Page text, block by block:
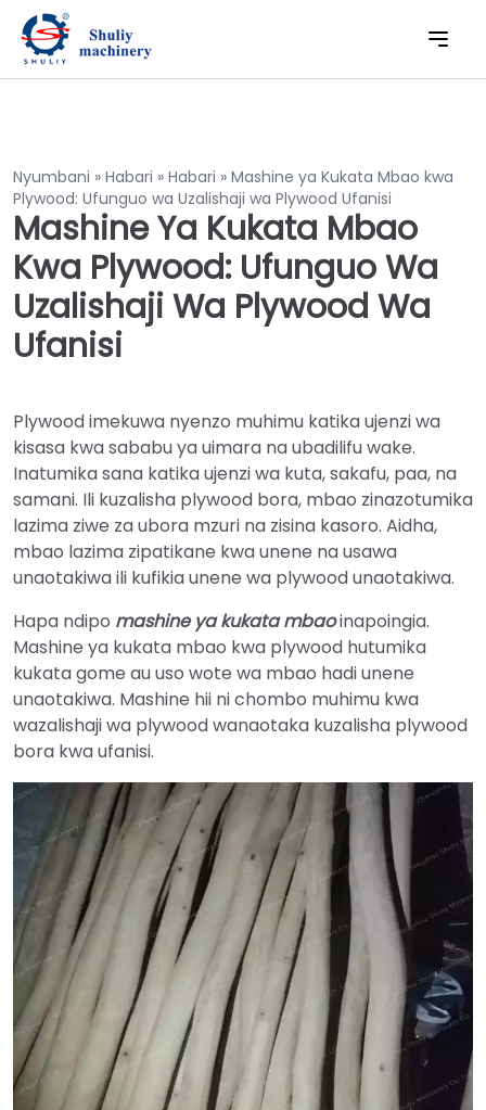
Nyumbani » Habari » Habari » Mashine ya Kukata Mbao kwa
Plywood: Ufunguo wa Uzalishaji wa Plywood Ufanisi
Mashine Ya Kukata Mbao
Kwa Plywood: Ufunguo Wa
Uzalishaji Wa Plywood Wa
Ufanisi
Plywood imekuwa nyenzo muhimu katika ujenzi wa
kisasa kwa sababu ya uimara na ubadilifu wake.
Inatumika sana katika ujenzi wa kuta, sakafu, paa, na
samani. Ili kuzalisha plywood bora, mbao zinazotumika
lazima ziwe za ubora mzuri na zisina kasoro. Aidha,
mbao lazima zipatikane kwa unene na usawa
unaotakiwa ili kufikia unene wa plywood unaotakiwa.
Hapa ndipo mashine ya kukata mbaoinapoingia.
Mashine ya kukata mbao kwa plywood hutumika
kukata gome au uso wote wa mbao hadi unene
unaotakiwa. Mashine hii ni chombo muhimu kwa
wazalishaji wa plywood wanaotaka kuzalisha plywood
bora kwa ufanisi.